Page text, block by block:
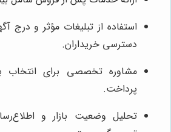
استفاده از تبلیغات مؤثر و درج
دسترسی خریداران.
مشاوره تخصصی برای انتخاب
پرداخت.
تحلیل وضعیت بازار و